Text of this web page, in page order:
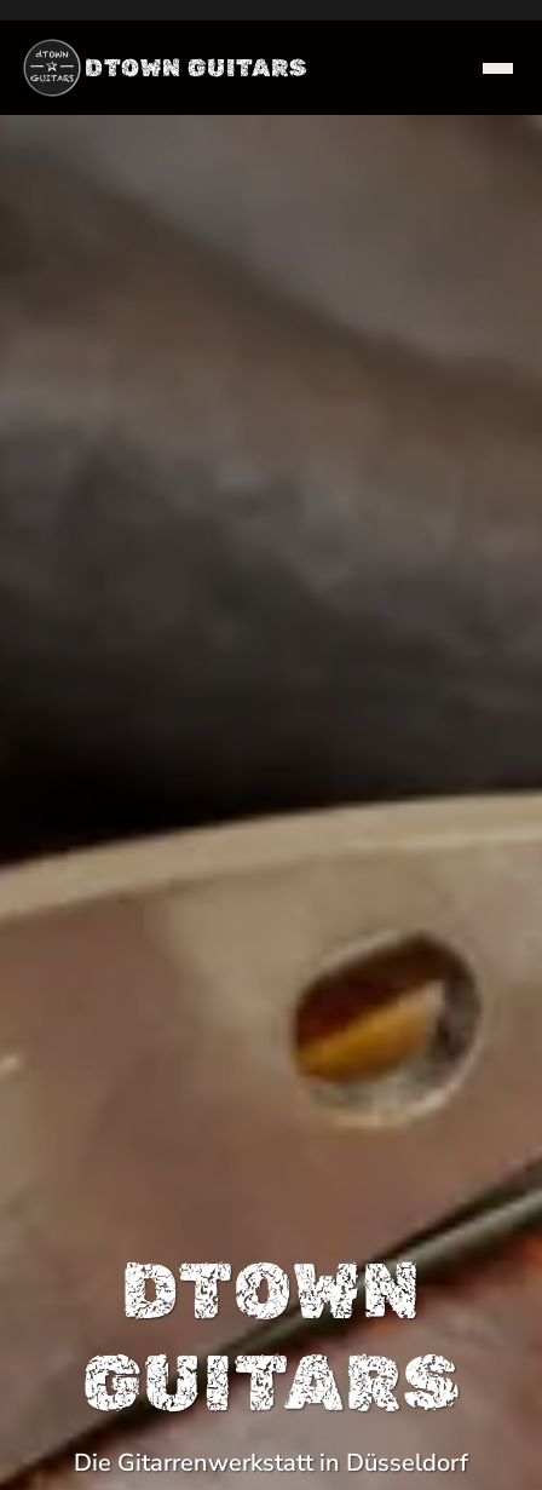
DTOWN GUITARS
DTOWN
GUITARS
Die Gitarrenwerkstatt in Düsseldorf